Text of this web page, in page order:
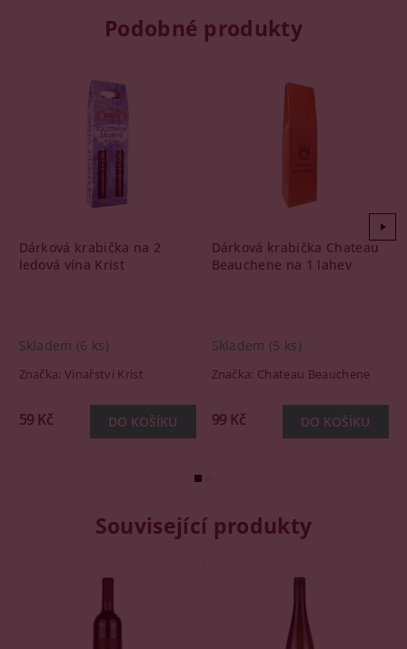
Podobné produkty
Dárková krabička na 2
ledová vína Krist
Skladem (6 ks)
Značka:Vinařství Krist
59 Kč
Dárková krabička Chateau
Beauchene na 1 lahev
Skladem (5 ks)
Značka: Chateau Beauchene
99 Kč
Související produkty